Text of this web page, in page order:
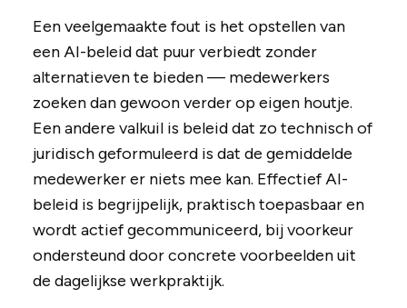
Een veelgemaakte fout is het opstellen van
een AI-beleid dat puur verbiedt zonder
alternatieven te bieden — medewerkers
zoeken dan gewoon verder op eigen houtje.
Een andere valkuil is beleid dat zo technisch of
juridisch geformuleerd is dat de gemiddelde
medewerker er niets mee kan. Effectief AI-
beleid is begrijpelijk, praktisch toepasbaar en
wordt actief gecommuniceerd, bij voorkeur
ondersteund door concrete voorbeelden uit
de dagelijkse werkpraktijk.